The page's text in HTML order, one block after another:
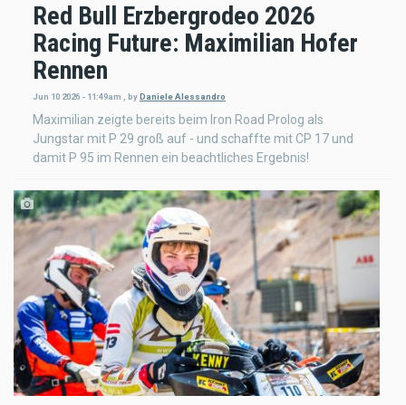
Red Bull Erzbergrodeo 2026
Racing Future: Maximilian Hofer
Rennen
Jun 10 2026 - 11:49am , byDaniele Alessandro
Maximilian zeigte bereits beim Iron Road Prolog als
Jungstar mit P 29 groß auf - und schaffte mit CP 17 und
damit P 95 im Rennen ein beachtliches Ergebnis!